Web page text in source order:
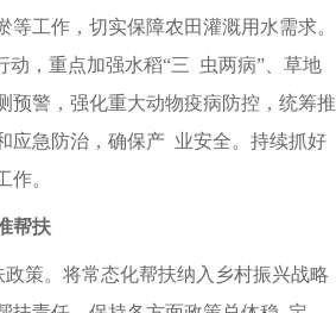
等工作，切实保障农田灌溉用水需求。
动，重点加强水稻“三 虫两病”、草地
预警，强化重大动物疫病防控，统筹推
应急防治，确保产 业安全。持续抓好
作。
帮扶
策。将常态化帮扶纳入乡村振兴战略